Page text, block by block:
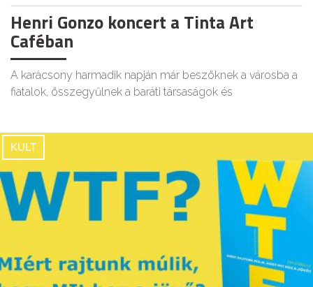
Henri Gonzo koncert a Tinta Art
Caféban
A karácsony harmadik napján már beszöknek a városba a
fiatalok, összegyűlnek a baráti társaságok és
KULT